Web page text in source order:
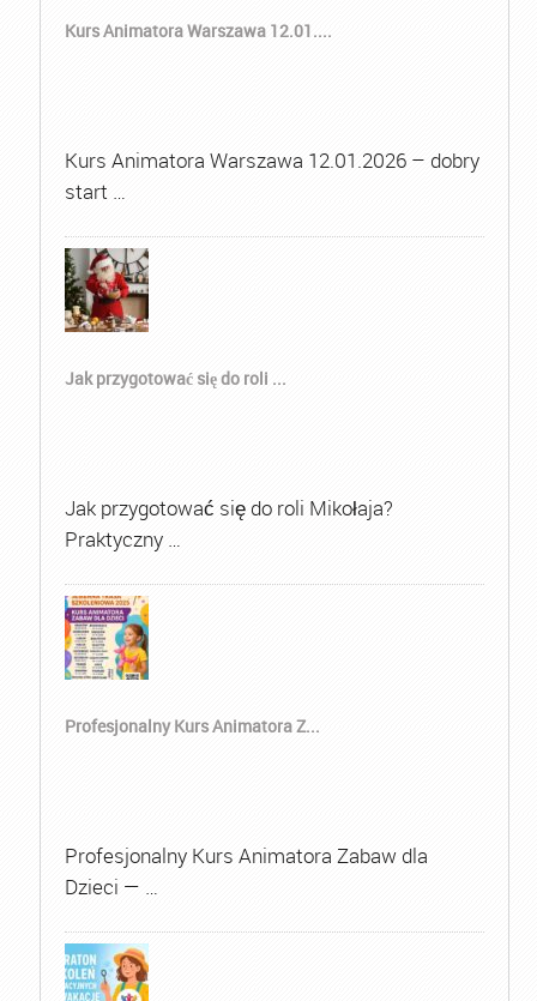
Kurs Animatora Warszawa 12.01....
Kurs Animatora Warszawa 12.01.2026 – dobry
start …
Jak przygotować się do roli ...
Jak przygotować się do roli Mikołaja?
Praktyczny …
Profesjonalny Kurs Animatora Z...
Profesjonalny Kurs Animatora Zabaw dla
Dzieci — …